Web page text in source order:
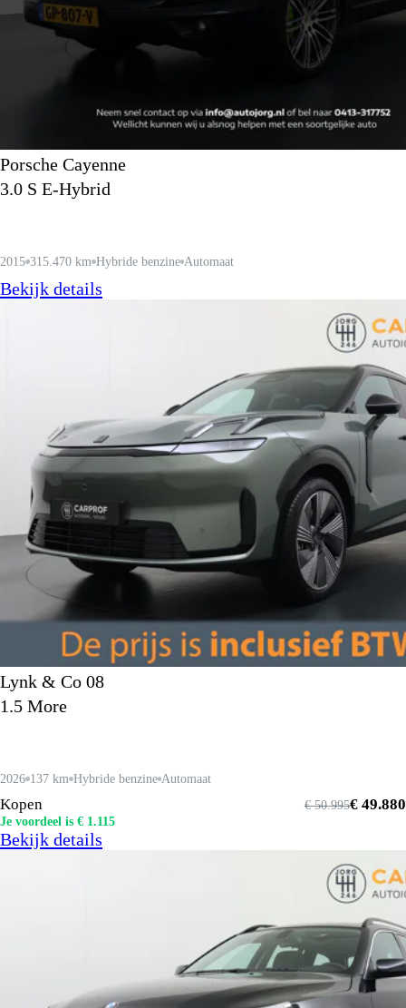
Porsche Cayenne
3.0 S E-Hybrid
2015 315.470 km Hybride benzine Automaat
Bekijk details
Lynk & Co 08
1.5 More
2026 137 km Hybride benzine Automaat
Kopen € 49.880
€ 50.995
Je voordeel is € 1.115
Bekijk details